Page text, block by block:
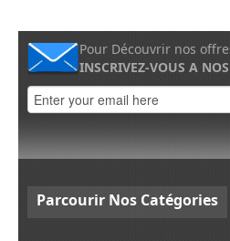
Pour Découvrir nos
INSCRIVEZ-VOUS A
Parcourir Nos Catégories